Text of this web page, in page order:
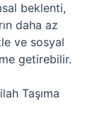
beklenti,
daha az
ve sosyal
getirebilir.
Taşıma